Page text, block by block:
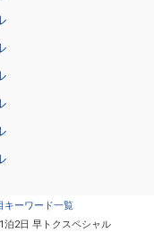
キーワード一覧
泊2日 早トクスペシャル